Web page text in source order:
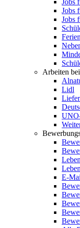
Jobs
Jobs
Jobs
Arbeiten bei
Lidl
E-